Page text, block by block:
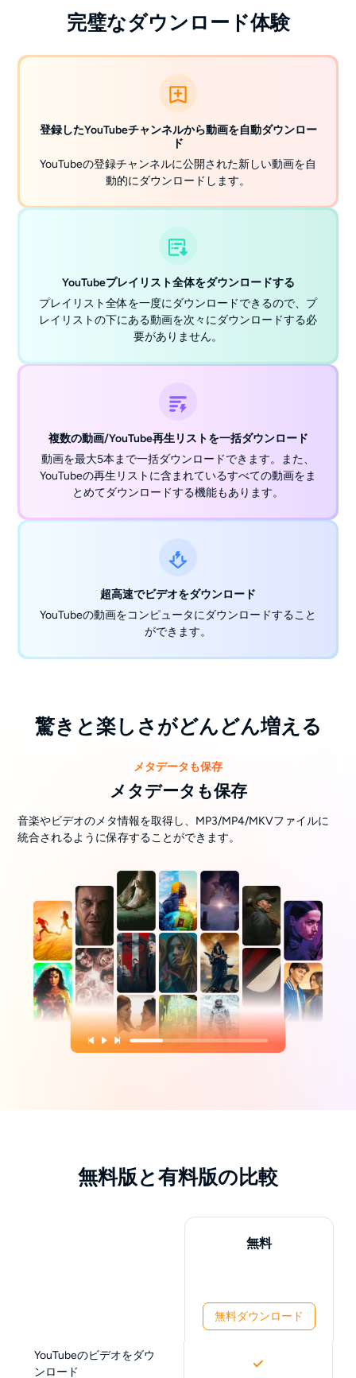
完璧なダウンロード体験
登録したYouTubeチャンネルから動画を自動ダウンロー
ド
YouTubeの登録チャンネルに公開された新しい動画を自
動的にダウンロードします。
YouTubeプレイリスト全体をダウンロードする
プレイリスト全体を一度にダウンロードできるので、プ
レイリストの下にある動画を次々にダウンロードする必
要がありません。
複数の動画/YouTube再生リストを一括ダウンロード
動画を最大5本まで一括ダウンロードできます。また、
YouTubeの再生リストに含まれているすべての動画をま
とめてダウンロードする機能もあります。
超高速でビデオをダウンロード
YouTubeの動画をコンピュータにダウンロードすること
ができます。
驚きと楽しさがどんどん増える
メタデータも保存
メタデータも保存
音楽やビデオのメタ情報を取得し、MP3/MP4/MKVファイルに
統合されるように保存することができます。
無料版と有料版の比較
無料
無料ダウンロード
YouTubeのビデオをダウ
ンロード